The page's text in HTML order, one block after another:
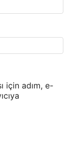
için adım, e-